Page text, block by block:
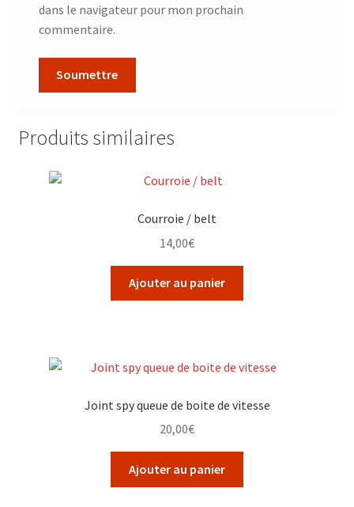
dans le navigateur pour mon prochain
commentaire.
Produits similaires
Courroie / belt
14,00€
Ajouter au panier
Joint spy queue de boite de vitesse
20,00€
Ajouter au panier